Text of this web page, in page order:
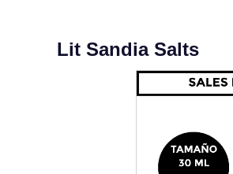
Lit Sandia Salts